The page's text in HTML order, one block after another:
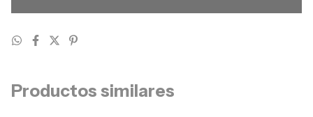
Productos similares